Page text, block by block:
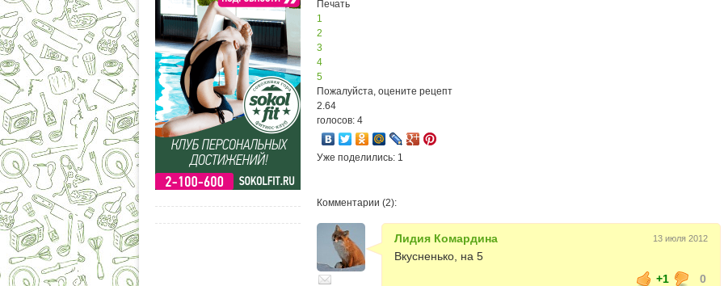
Печать
1
2
3
4
5
Пожалуйста, оцените рецепт
2.64
голосов: 4
Уже поделились: 1
Комментарии (2):
Лидия Комардина 13 июля 2012
Вкусненько, на 5
+1
0